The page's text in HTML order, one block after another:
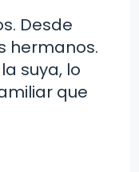
Desde
hermanos.
suya, lo
que